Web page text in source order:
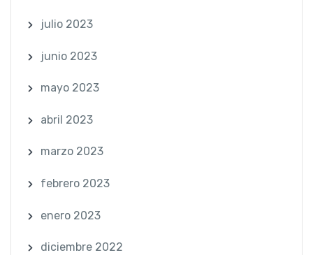
julio 2023
junio 2023
mayo 2023
abril 2023
marzo 2023
febrero 2023
enero 2023
diciembre 2022